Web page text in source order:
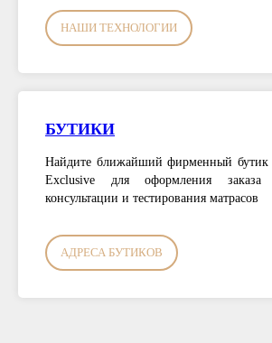
НАШИ ТЕХНОЛОГИИ
БУТИКИ
Найдите ближайший фирменный бутик
Exclusive для оформления
консультации и тестирования матрасов
АДРЕСА БУТИКОВ